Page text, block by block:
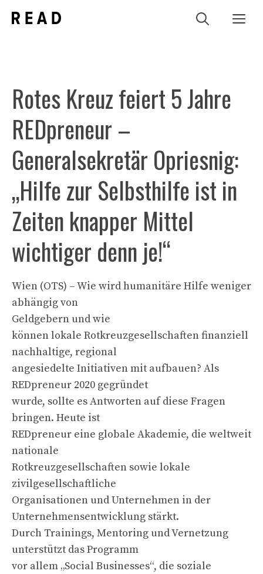
Inhalt
Rotes Kreuz feiert 5 Jahre
REDpreneur –
Generalsekretär Opriesnig:
„Hilfe zur Selbsthilfe ist in
Zeiten knapper Mittel
wichtiger denn je!“
Wien (OTS) – Wie wird humanitäre Hilfe weniger
abhängig von
Geldgebern und wie
können lokale Rotkreuzgesellschaften finanziell
nachhaltige, regional
angesiedelte Initiativen mit aufbauen? Als
REDpreneur 2020 gegründet
wurde, sollte es Antworten auf diese Fragen
bringen. Heute ist
REDpreneur eine globale Akademie, die weltweit
nationale
Rotkreuzgesellschaften sowie lokale
zivilgesellschaftliche
Organisationen und Unternehmen in der
Unternehmensentwicklung stärkt.
Durch Trainings, Mentoring und Vernetzung
unterstützt das Programm
vor allem „Social Businesses“, die soziale